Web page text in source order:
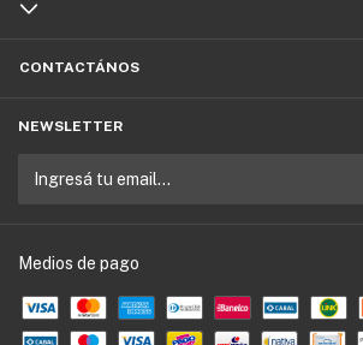
CONTACTÁNOS
NEWSLETTER
Medios de pago